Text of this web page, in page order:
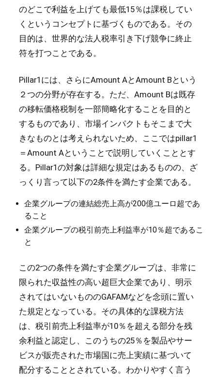
のどこで利益を上げても最低15％は課税してい
くというコンセプトに基づくものである。その
目的は、世界的な法人税率引き下げ競争に終止
符を打つことである。
Pillar1には、さらにAmount AとAmount Bという
２つの分野が存在する。ただ、Amount Bは既存
の移転価格税制を一部簡略化することを目的と
するものであり、市場インパクトもそこまで大
きなものとは考えられないため、ここではpillar1
＝Amount Aということで説明していくこととす
る。Pillar1の対象は詳細な規定はあるものの、ざ
っくり言って以下の2条件を満たす企業である。
企業グループの連結総売上高が200億ユーロ超であ
ること
企業グループの税引前売上利益率が10％超であるこ
と
この2つの条件を満たす企業グループは、非常に
限られた収益性の高い超巨大企業であり、明示
されてはいないもののGAFAMなどを念頭に置い
た規定となっている。その具体的な課税方法
は、税引前売上利益率が10％を超える部分を残
余利益と認定し、このうちの25％を製品やサー
ビスが販売された市場国に売上実績に基づいて
配分することとされている。わかりやすく言う